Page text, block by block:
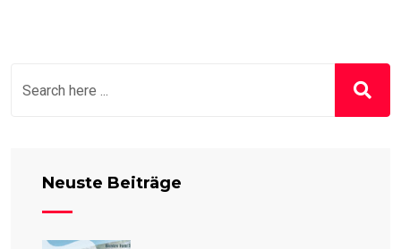
Neuste Beiträge